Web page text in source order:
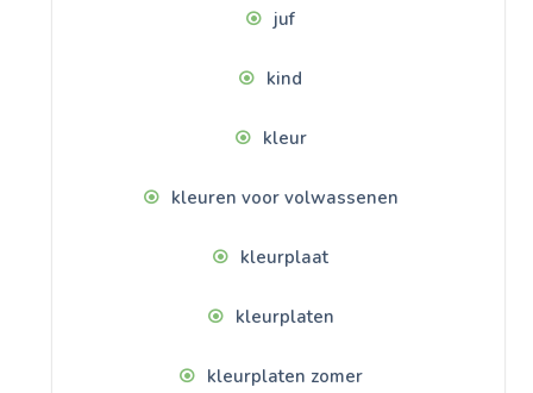
juf
kind
kleur
kleuren voor volwassenen
kleurplaat
kleurplaten
kleurplaten zomer